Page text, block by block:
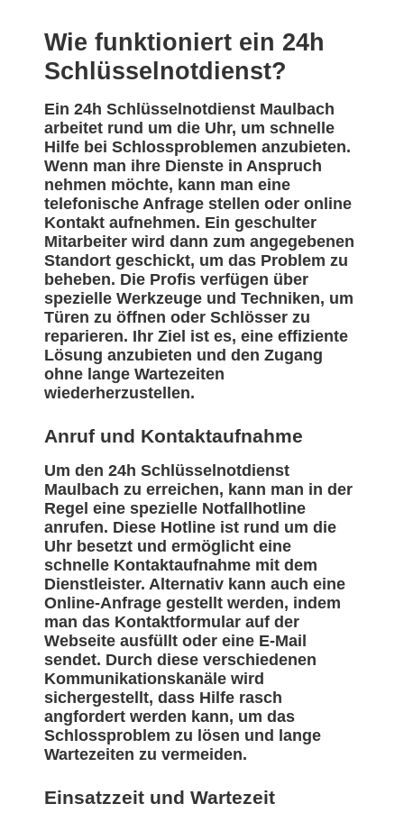
Wie funktioniert ein 24h
Schlüsselnotdienst?
Ein 24h Schlüsselnotdienst Maulbach
arbeitet rund um die Uhr, um schnelle
Hilfe bei Schlossproblemen anzubieten.
Wenn man ihre Dienste in Anspruch
nehmen möchte, kann man eine
telefonische Anfrage stellen oder online
Kontakt aufnehmen. Ein geschulter
Mitarbeiter wird dann zum angegebenen
Standort geschickt, um das Problem zu
beheben. Die Profis verfügen über
spezielle Werkzeuge und Techniken, um
Türen zu öffnen oder Schlösser zu
reparieren. Ihr Ziel ist es, eine effiziente
Lösung anzubieten und den Zugang
ohne lange Wartezeiten
wiederherzustellen.
Anruf und Kontaktaufnahme
Um den 24h Schlüsselnotdienst
Maulbach zu erreichen, kann man in der
Regel eine spezielle Notfallhotline
anrufen. Diese Hotline ist rund um die
Uhr besetzt und ermöglicht eine
schnelle Kontaktaufnahme mit dem
Dienstleister. Alternativ kann auch eine
Online-Anfrage gestellt werden, indem
man das Kontaktformular auf der
Webseite ausfüllt oder eine E-Mail
sendet. Durch diese verschiedenen
Kommunikationskanäle wird
sichergestellt, dass Hilfe rasch
angfordert werden kann, um das
Schlossproblem zu lösen und lange
Wartezeiten zu vermeiden.
Einsatzzeit und Wartezeit